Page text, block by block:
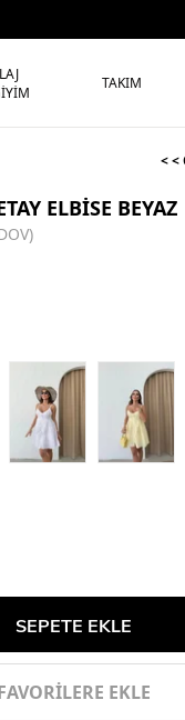
TAKIM
< <
ELBİSE BEYAZ
EKLE